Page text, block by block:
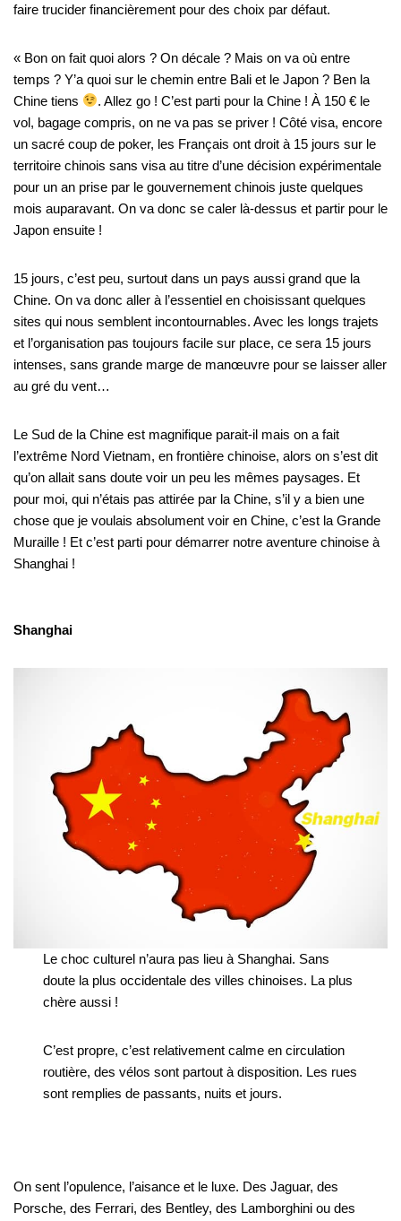
faire trucider financièrement pour des choix par défaut.
« Bon on fait quoi alors ? On décale ? Mais on va où entre
temps ? Y’a quoi sur le chemin entre Bali et le Japon ? Ben la
Chine tiens
. Allez go ! C’est parti pour la Chine ! À 150 € le
vol, bagage compris, on ne va pas se priver ! Côté visa, encore
un sacré coup de poker, les Français ont droit à 15 jours sur le
territoire chinois sans visa au titre d’une décision expérimentale
pour un an prise par le gouvernement chinois juste quelques
mois auparavant. On va donc se caler là-dessus et partir pour le
Japon ensuite !
15 jours, c’est peu, surtout dans un pays aussi grand que la
Chine. On va donc aller à l’essentiel en choisissant quelques
sites qui nous semblent incontournables. Avec les longs trajets
et l’organisation pas toujours facile sur place, ce sera 15 jours
intenses, sans grande marge de manœuvre pour se laisser aller
au gré du vent…
Le Sud de la Chine est magnifique parait-il mais on a fait
l’extrême Nord Vietnam, en frontière chinoise, alors on s’est dit
qu’on allait sans doute voir un peu les mêmes paysages. Et
pour moi, qui n’étais pas attirée par la Chine, s’il y a bien une
chose que je voulais absolument voir en Chine, c’est la Grande
Muraille ! Et c’est parti pour démarrer notre aventure chinoise à
Shanghai !
Shanghai
Le choc culturel n’aura pas lieu à Shanghai. Sans
doute la plus occidentale des villes chinoises. La plus
chère aussi !
C’est propre, c’est relativement calme en circulation
routière, des vélos sont partout à disposition. Les rues
sont remplies de passants, nuits et jours.
On sent l’opulence, l’aisance et le luxe. Des Jaguar, des
Porsche, des Ferrari, des Bentley, des Lamborghini ou des